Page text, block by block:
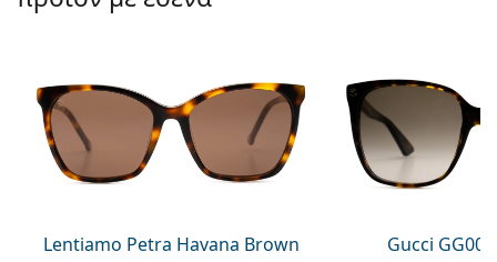
Persol
Όλες οι μάρκες
Lentiamo Petra Havana Brown Gucci